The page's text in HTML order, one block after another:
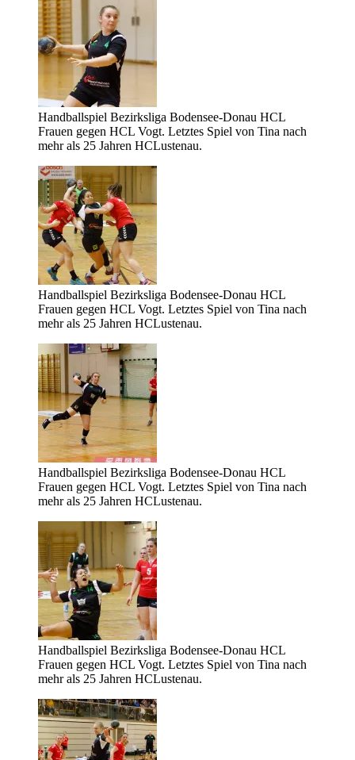
Handballspiel Bezirksliga Bodensee-Donau HCL
Frauen gegen HCL Vogt. Letztes Spiel von Tina nach
mehr als 25 Jahren HCLustenau.
Handballspiel Bezirksliga Bodensee-Donau HCL
Frauen gegen HCL Vogt. Letztes Spiel von Tina nach
mehr als 25 Jahren HCLustenau.
Handballspiel Bezirksliga Bodensee-Donau HCL
Frauen gegen HCL Vogt. Letztes Spiel von Tina nach
mehr als 25 Jahren HCLustenau.
Handballspiel Bezirksliga Bodensee-Donau HCL
Frauen gegen HCL Vogt. Letztes Spiel von Tina nach
mehr als 25 Jahren HCLustenau.